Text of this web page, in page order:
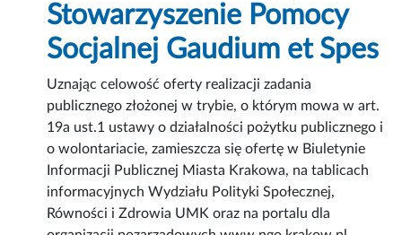
Stowarzyszenie Pomocy
Socjalnej Gaudium et Spes
Uznając celowość oferty realizacji zadania
publicznego złożonej w trybie, o którym mowa w art.
19a ust.1 ustawy o działalności pożytku publicznego i
o wolontariacie, zamieszcza się ofertę w Biuletynie
Informacji Publicznej Miasta Krakowa, na tablicach
informacyjnych Wydziału Polityki Społecznej,
Równości i Zdrowia UMK oraz na portalu dla